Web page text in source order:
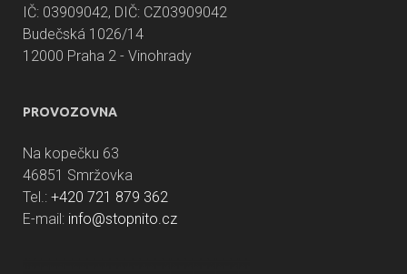
IČ: 03909042, DIČ: CZ03909042
Budečská 1026/14
12000 Praha 2 - Vinohrady
PROVOZOVNA
Na kopečku 63
46851 Smržovka
Tel.: +420 721 879 362
E-mail: info@stopnito.cz